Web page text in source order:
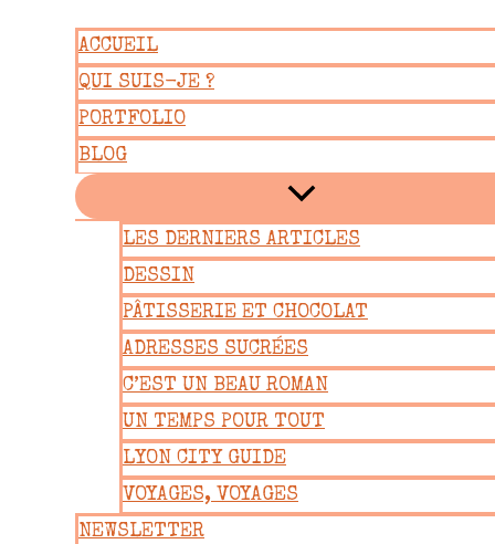
contenu
ACCUEIL
QUI SUIS-JE ?
PORTFOLIO
BLOG
LES DERNIERS ARTICLES
DESSIN
PÂTISSERIE ET CHOCOLAT
ADRESSES SUCRÉES
C’EST UN BEAU ROMAN
UN TEMPS POUR TOUT
LYON CITY GUIDE
VOYAGES, VOYAGES
NEWSLETTER